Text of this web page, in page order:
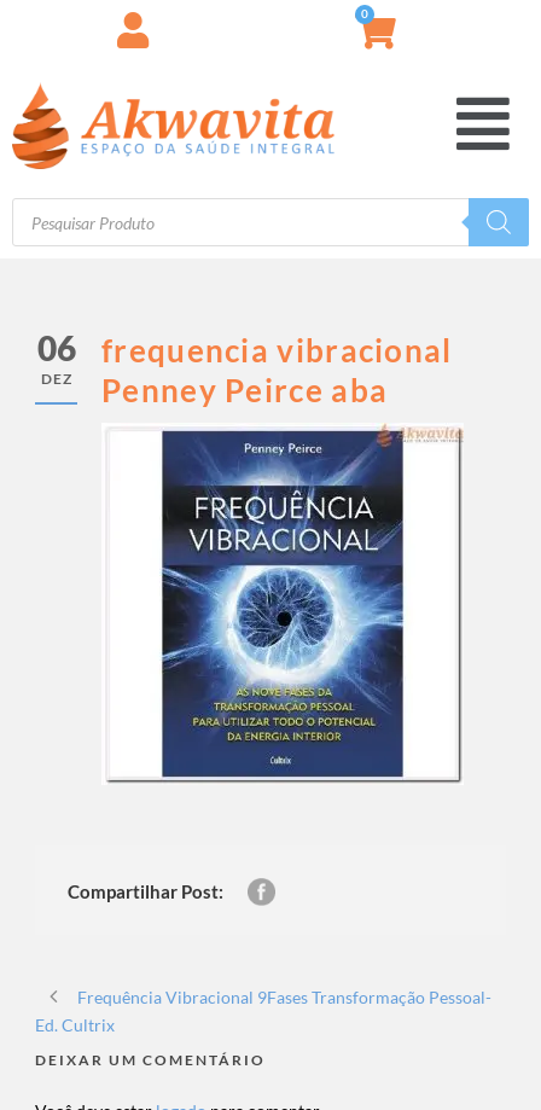
0
06
DEZ
frequencia vibracional
Penney Peirce aba
Compartilhar Post:
Frequência Vibracional 9Fases Transformação Pessoal-
Ed. Cultrix
DEIXAR UM COMENTÁRIO